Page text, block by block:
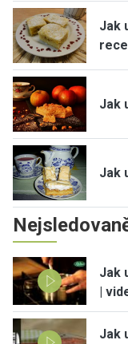
Jak
Jak
Jak
Jak
|
Jak